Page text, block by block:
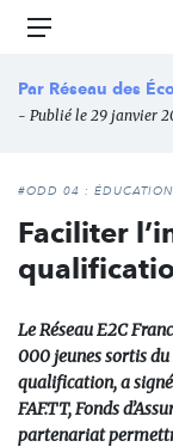
Aller
principal
Menu
Par Réseau des
- Publié le 29 janvier
#ODD 04 :
Faciliter
Le Réseau E2C
000 jeunes sortis
qualification, a
FAF.TT, Fonds
partenariat